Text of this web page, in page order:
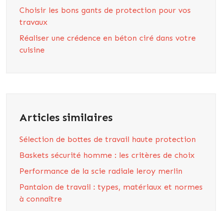
Choisir les bons gants de protection pour vos
travaux
Réaliser une crédence en béton ciré dans votre
cuisine
Articles similaires
Sélection de bottes de travail haute protection
Baskets sécurité homme : les critères de choix
Performance de la scie radiale leroy merlin
Pantalon de travail : types, matériaux et normes
à connaître